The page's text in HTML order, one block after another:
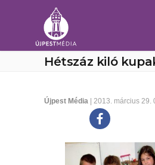
Hétszáz kiló
Újpest Média | 2013. március 29.